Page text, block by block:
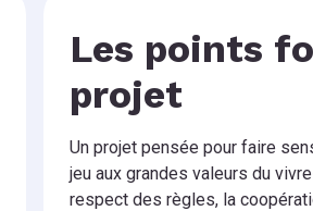
Les points
projet
Un projet pensée pour faire
jeu aux grandes valeurs du
respect des règles, la